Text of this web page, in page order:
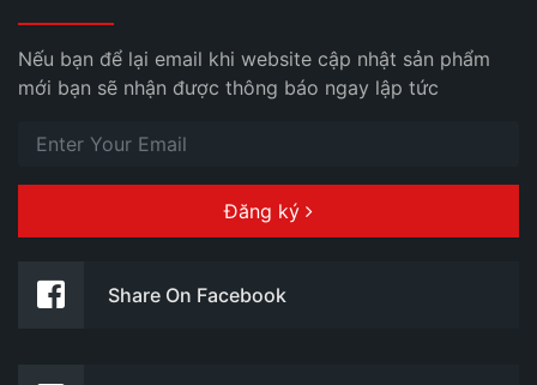
Nếu bạn để lại email khi website cập nhật sản phẩm
mới bạn sẽ nhận được thông báo ngay lập tức
Đăng ký
Share On Facebook